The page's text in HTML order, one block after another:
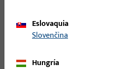
Eslovaquia
Slovenčina
Hungría